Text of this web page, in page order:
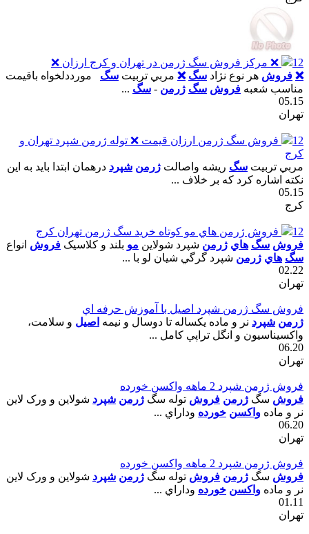
12
❌ مرکز فروش سگ ژرمن در تهران و کرج ارزان ❌
❌ فروش هر نوع نژاد سگ ❌ مربي تربيت سگ مورددلخواه باقيمت
مناسب شعبه فروش سگ ژرمن - سگ ...
05.15
تهران
12
فروش سگ ژرمن ارزان قيمت ❌ توله ژرمن شپرد تهران و
کرج
مربي تربيت سگ ريشه واصالت ژرمن شپرد درهمان ابتدا بايد به اين
نکته اشاره کرد که بر خلاف ...
05.15
کرج
12
فروش ژرمن هاي مو کوتاه خريد سگ ژرمن تهران کرج
فروش سگ هاي ژرمن شپرد شولاين مو بلند و کلاسيک فروش انواع
سگ هاي ژرمن شپرد گرگي شيان لو با ...
02.22
تهران
فروش سگ ژرمن شپرد اصيل با آموزش حرفه اي
ژرمن شپرد نر و ماده يکساله تا دوسال و نيمه اصيل و سلامت،
واکسيناسيون و انگل تراپي کامل ...
06.20
تهران
فروش ژرمن شپرد 2 ماهه واکسن خورده
فروش سگ ژرمن فروش توله سگ ژرمن شپرد شولاين و ورک لاين
نر و ماده واکسن خورده وداراي ...
06.20
تهران
فروش ژرمن شپرد 2 ماهه واکسن خورده
فروش سگ ژرمن فروش توله سگ ژرمن شپرد شولاين و ورک لاين
نر و ماده واکسن خورده وداراي ...
01.11
تهران